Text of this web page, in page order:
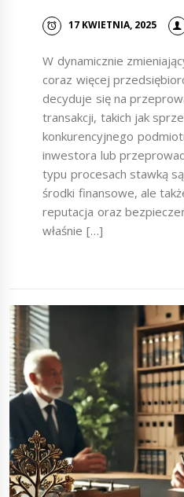
17 KWIETNIA, 2025
W dynamicznie
coraz więcej
decyduje się na
transakcji, takich jak
konkurencyjnego
inwestora lub
typu procesach stawką
środki finansowe, ale
reputacja oraz
właśnie […]